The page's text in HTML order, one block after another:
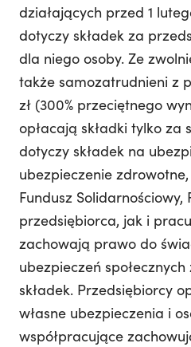
działających przed 1
dotyczy składek za
dla niego osoby. Ze
także samozatrudnieni z
zł (300% przeciętnego
opłacają składki tylko za
dotyczy składek na
ubezpieczenie
Fundusz Solidarnościowy,
przedsiębiorca, jak i
zachowają prawo do
ubezpieczeń
składek. Przedsiębiorcy
własne ubezpieczenia i
współpracujące